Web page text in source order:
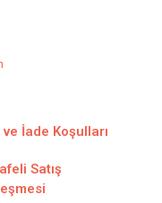
İade Koşulları
Satış